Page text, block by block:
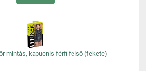
mintás, kapucnis férfi felső (fekete)